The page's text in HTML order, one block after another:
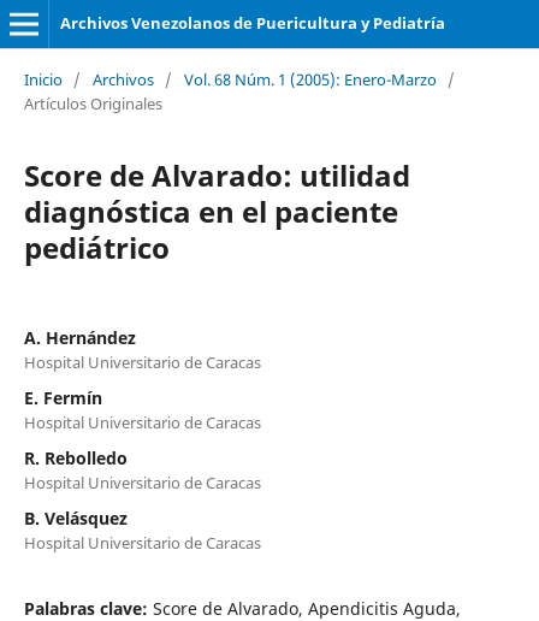
Archivos Venezolanos de Puericultura y Pediatría
Inicio / Archivos / Vol. 68 Núm. 1 (2005): Enero-Marzo /
Artículos Originales
Score de Alvarado: utilidad
diagnóstica en el paciente
pediátrico
A. Hernández
Hospital Universitario de Caracas
E. Fermín
Hospital Universitario de Caracas
R. Rebolledo
Hospital Universitario de Caracas
B. Velásquez
Hospital Universitario de Caracas
Palabras clave: Score de Alvarado, Apendicitis Aguda,